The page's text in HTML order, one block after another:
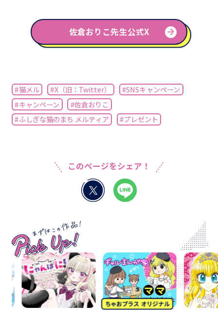
佐倉おりこ先生公式X
#猫メル #X（旧：Twitter）
#SNSキャンペーン
#キャンペーン
#佐倉おりこ
#ふしぎな猫のまち メルティア
#プレゼント
このページをシェア！